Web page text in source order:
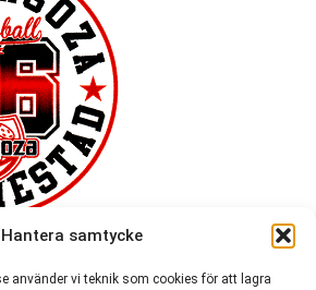
Hantera samtycke
använder vi teknik som cookies för att lagra